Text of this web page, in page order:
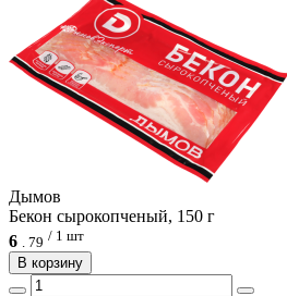
Дымов
Бекон сырокопченый, 150 г
6
79 / 1 шт
В корзину